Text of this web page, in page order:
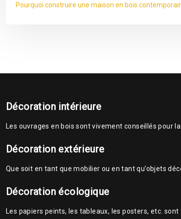
Pourquoi construire une maison en bois
Décoration intérieure
Les ouvrages en bois sont vivement conseillés pour
Décoration extérieure
Que soit en tant que mobilier ou en tant qu’objets
Décoration écologique
Les papiers peints, les tableaux, les posters, etc.